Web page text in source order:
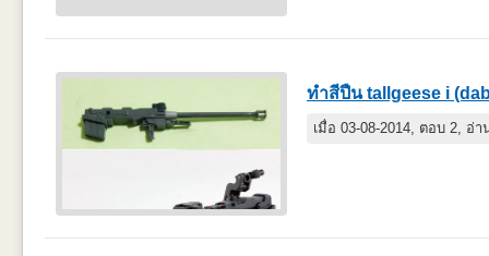
ทำสีปืน tallgeese i
เมื่อ 03-08-2014, ตอบ 2, อ่า